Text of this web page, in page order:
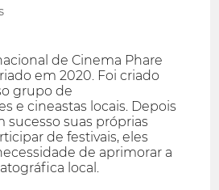
de Cinema Phare
em 2020. Foi criado
grupo de
e cineastas locais. Depois
sucesso suas próprias
de festivais, eles
de aprimorar a
local.